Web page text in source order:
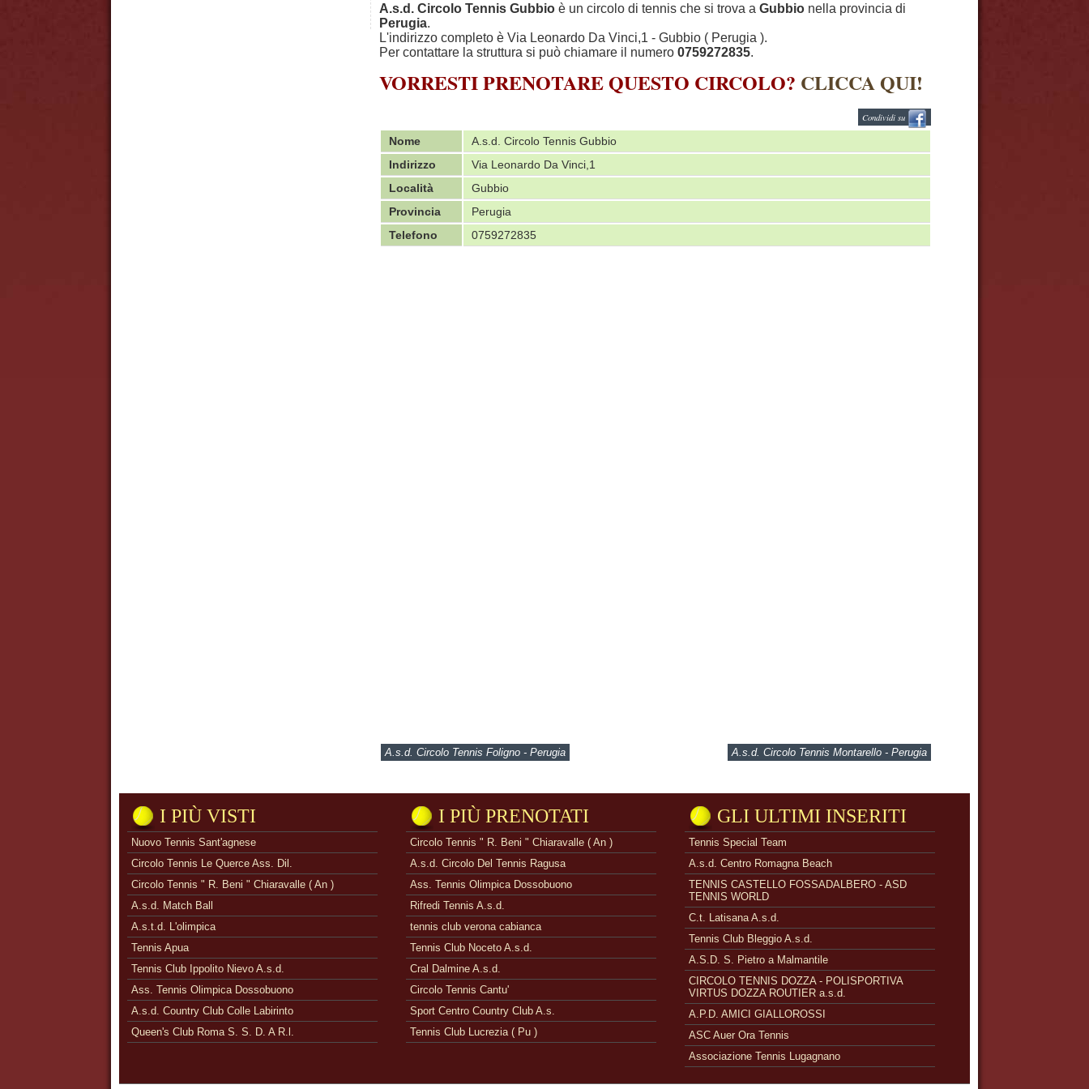
A.s.d. Circolo Tennis Gubbio è un circolo di tennis che si trova a Gubbio nella provincia di
Perugia.
L'indirizzo completo è Via Leonardo Da Vinci,1 - Gubbio ( Perugia ).
Per contattare la struttura si può chiamare il numero 0759272835.
VORRESTI PRENOTARE QUESTO CIRCOLO? CLICCA QUI!
Condividi su
Nome
A.s.d. Circolo Tennis Gubbio
Indirizzo
Via Leonardo Da Vinci,1
Località
Gubbio
Provincia
Perugia
Telefono
0759272835
A.s.d. Circolo Tennis Foligno - Perugia A.s.d. Circolo Tennis Montarello - Perugia
I PIÙ VISTI
Nuovo Tennis Sant'agnese
Circolo Tennis Le Querce Ass. Dil.
Circolo Tennis " R. Beni " Chiaravalle ( An )
A.s.d. Match Ball
A.s.t.d. L'olimpica
Tennis Apua
Tennis Club Ippolito Nievo A.s.d.
Ass. Tennis Olimpica Dossobuono
A.s.d. Country Club Colle Labirinto
Queen's Club Roma S. S. D. A R.l.
I PIÙ PRENOTATI
Circolo Tennis " R. Beni " Chiaravalle ( An )
A.s.d. Circolo Del Tennis Ragusa
Ass. Tennis Olimpica Dossobuono
Rifredi Tennis A.s.d.
tennis club verona cabianca
Tennis Club Noceto A.s.d.
Cral Dalmine A.s.d.
Circolo Tennis Cantu'
Sport Centro Country Club A.s.
Tennis Club Lucrezia ( Pu )
GLI ULTIMI INSERITI
Tennis Special Team
A.s.d. Centro Romagna Beach
TENNIS CASTELLO FOSSADALBERO - ASD
TENNIS WORLD
C.t. Latisana A.s.d.
Tennis Club Bleggio A.s.d.
A.S.D. S. Pietro a Malmantile
CIRCOLO TENNIS DOZZA - POLISPORTIVA
VIRTUS DOZZA ROUTIER a.s.d.
A.P.D. AMICI GIALLOROSSI
ASC Auer Ora Tennis
Associazione Tennis Lugagnano